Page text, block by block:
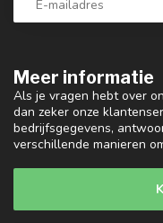
Meer informatie
Als je vragen hebt over
dan zeker onze
bedrijfsgegevens,
verschillende manieren